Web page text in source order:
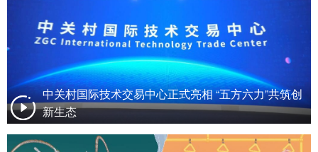
中关村国际技术交易中心正式亮相 “五方六力”共筑创
新生态